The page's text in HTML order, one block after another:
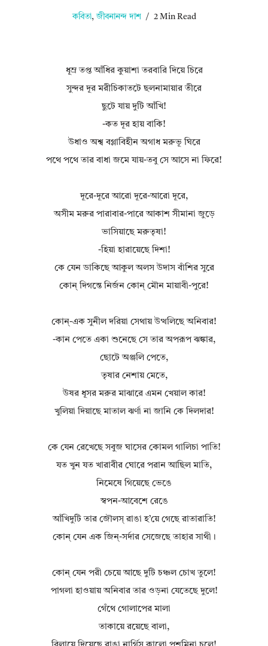
কবিতা, জীবনানন্দ দাশ 2 Min Read
ধূম্র তপ্ত আঁধির কুয়াশা তরবারি দিয়ে চিরে
সুন্দর দূর মরীচিকাতটে ছলনামায়ার তীরে
ছুটে যায় দুটি আঁখি!
-কত দূর হায় বাকি!
উধাও অশ্ব বগ্লাবিহীন অগাধ মরুভূ ঘিরে
পথে পথে তার বাধা জমে যায়-তবু সে আসে না ফিরে!
দূরে-দূরে আরো দূরে-আরো দূরে,
অসীম মরুর পারাবার-পারে আকাশ সীমানা জুড়ে
ভাসিয়াছে মরুতৃষা!
-হিয়া হারায়েছে দিশা!
কে যেন ডাকিছে আকুল অলস উদাস বাঁশির সুরে
কোন্‌ দিগন্তে নির্জন কোন্‌ মৌন মায়াবী-পুরে!
কোন্‌-এক সুনীল দরিয়া সেথায় উত্থলিছে অনিবার!
-কান পেতে একা শুনেছে সে তার অপরূপ ঝঙ্কার,
ছোটে অঞ্জলি পেতে,
তৃষার নেশায় মেতে,
উষর ধূসর মরুর মাঝারে এমন খেয়াল কার!
খুলিয়া দিয়াছে মাতাল ঝর্ণা না জানি কে দিলদার!
কে যেন রেখেছে সবুজ ঘাসের কোমল গালিচা পাতি!
যত খুন যত খারাবীর ঘোরে পরান আছিল মাতি,
নিমেষে গিয়েছে ভেঙে
স্বপন-আবেশে রেঙে
আঁখিদুটি তার জৌলস্‌ রাঙা হ’য়ে গেছে রাতারাতি!
কোন্‌ যেন এক জিন্‌-সর্দার সেজেছে তাহার সাথী।
কোন্‌ যেন পরী চেয়ে আছে দুটি চঞ্চল চোখ তুলে!
পাগলা হাওয়ায় অনিবার তার ওড়না যেতেছে দুলে!
গেঁথে গোলাপের মালা
তাকায়ে রয়েছে বালা,